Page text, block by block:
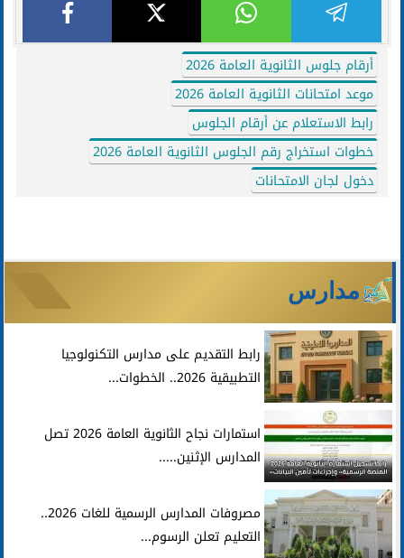
أرقام جلوس الثانوية العامة 2026
موعد امتحانات الثانوية العامة 2026
رابط الاستعلام عن أرقام الجلوس
خطوات استخراج رقم الجلوس الثانوية العامة 2026
دخول لجان الامتحانات
مدارس
رابط التقديم على مدارس التكنولوجيا
التطبيقية 2026.. الخطوات...
استمارات نجاح الثانوية العامة 2026 تصل
المدارس الإثنين.....
مصروفات المدارس الرسمية للغات 2026..
التعليم تعلن الرسوم...